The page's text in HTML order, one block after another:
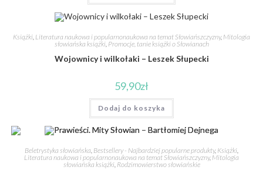
Książki, Literatura naukowa i popularnonaukowa na temat Słowiańszczyzny, Mitologia
słowiańska książki, Promocje, tanie książki o Słowianach
Wojownicy i wilkołaki – Leszek Słupecki
59,90zł
Dodaj do koszyka
Beletrystyka słowiańska, Bestsellery - Najbardziej popularne produkty, Książki,
Literatura naukowa i popularnonaukowa na temat Słowiańszczyzny, Mitologia
słowiańska książki, Rodzimowierstwo słowiańskie